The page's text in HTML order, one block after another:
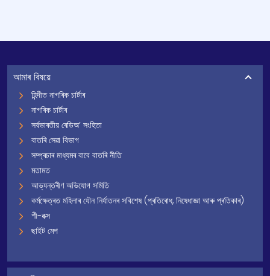
আমাৰ বিষয়ে
হিন্দীত নাগৰিক চাৰ্টাৰ
নাগৰিক চাৰ্টাৰ
সৰ্বভাৰতীয় ৰেডিঅ’ সংহিতা
বাতৰি সেৱা বিভাগ
সম্প্ৰচাৰ মাধ্যমৰ বাবে বাতৰি নীতি
মতামত
আভ্যন্তৰীণ অভিযোগ সমিতি
কৰ্মক্ষেত্ৰত মহিলাৰ যৌন নিৰ্যাতনৰ সবিশেষ (প্ৰতিৰোধ, নিষেধাজ্ঞা আৰু প্ৰতিকাৰ)
শী-বক্স
ছাইট মেপ